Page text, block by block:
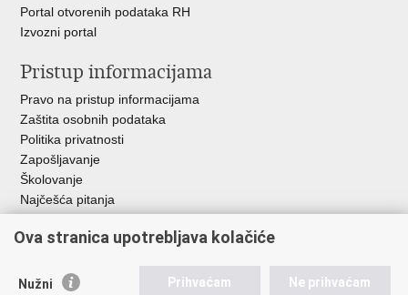
Portal otvorenih podataka RH
Izvozni portal
Pristup informacijama
Pravo na pristup informacijama
Zaštita osobnih podataka
Politika privatnosti
Zapošljavanje
Školovanje
Najčešća pitanja
Važne poveznice
EMN Nacionalna kontaktna točka za Republiku Hrvatsku
Ova stranica upotrebljava kolačiće
Nužni Prihvaćam Ne prihvaćam